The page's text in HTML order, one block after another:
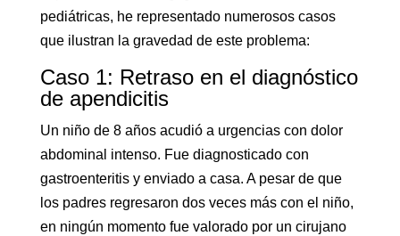
pediátricas, he representado numerosos casos
que ilustran la gravedad de este problema:
Caso 1: Retraso en el diagnóstico
de apendicitis
Un niño de 8 años acudió a urgencias con dolor
abdominal intenso. Fue diagnosticado con
gastroenteritis y enviado a casa. A pesar de que
los padres regresaron dos veces más con el niño,
en ningún momento fue valorado por un cirujano